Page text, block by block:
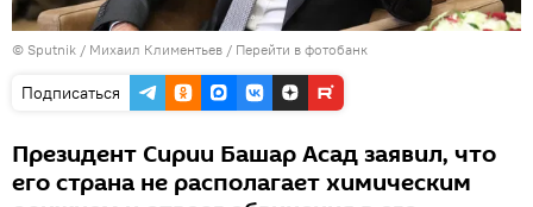
© Sputnik / Михаил Климентьев / Перейти в фотобанк
Подписаться
Президент Сирии Башар Асад заявил, что
его страна не располагает химическим